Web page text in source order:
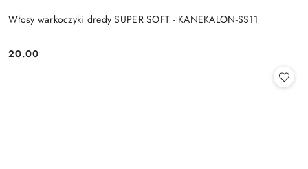
Włosy warkoczyki dredy SUPER SOFT - KANEKALON-SS11
Cena:
20.00